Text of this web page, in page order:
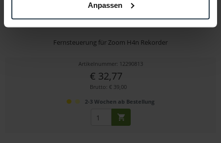
Anpassen
Zoom RC-4
Fernsteuerung für Zoom H4n Rekorder
Artikelnummer: 12290813
€ 32,77
Brutto: € 39,00
2-3 Wochen ab Bestellung